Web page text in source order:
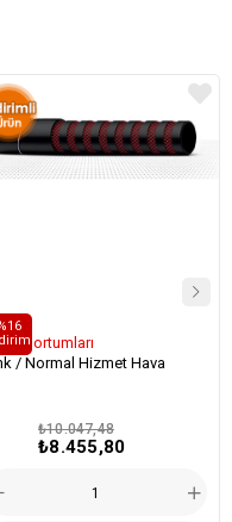
Hortumları
/ Normal Hizmet Hava
₺8.455,80
₺10.047,48